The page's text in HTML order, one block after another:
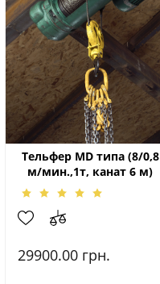
Тельфер МD типа (8/0,8
м/мин.,1т, канат 6 м)
29900.00 грн.